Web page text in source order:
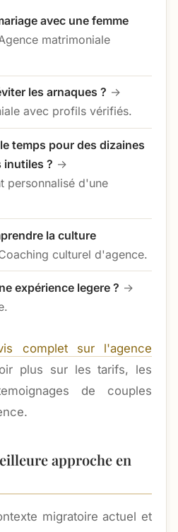
avec une femme
matrimoniale
les arnaques ? →
avec profils vérifiés.
temps pour des dizaines
inutiles ? →
personnalisé d'une
la culture
culturel d'agence.
expérience legere ? →
complet sur l'agence
plus sur les tarifs, les
de couples
approche en
migratoire actuel et